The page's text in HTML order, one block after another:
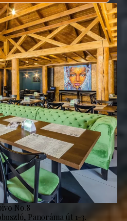
No.8
Panoráma út 1-3.